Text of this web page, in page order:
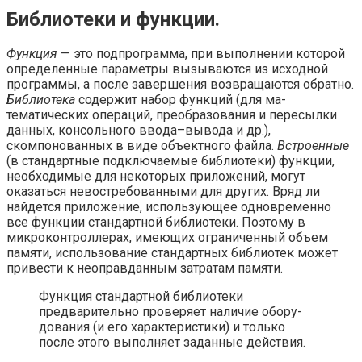
Библиотеки и функции.
Функция — это подпрограмма, при выполнении ко­торой
определенные параметры вызываются из исходной
программы, а после за­вершения возвращаются обратно.
Библиотека содержит набор функций (для ма­
тематических операций, преобразования и пересылки
данных, консольного вво­да–вывода и др.),
скомпонованных в виде объектного файла. Встроенные
(в стандартные подключаемые библиотеки) функции,
необходи­мые для некоторых приложений, могут
оказаться невостребованными для других. Вряд ли
найдется приложение, использующее одновременно
все функции стан­дартной библиотеки. Поэтому в
микроконтроллерах, имеющих ограниченный объем
памяти, использование стандартных библиотек может
привести к неоправ­данным затратам памяти.
Функция стандартной библиотеки
предварительно проверяет наличие обору­
дования (и его характеристики) и только
после этого выполняет заданные дей­ствия.